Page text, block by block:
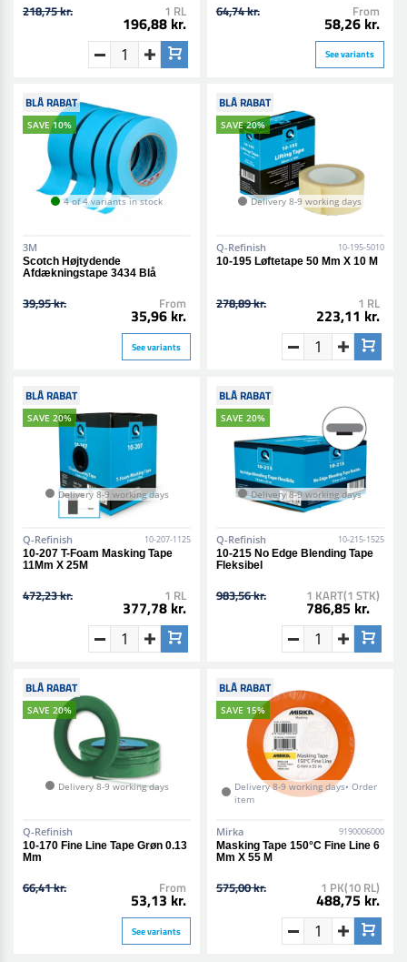
218,75 kr. 1 RL
196,88 kr.
64,74 kr. From
58,26 kr.
See variants
BLÅ RABAT
SAVE 10%
4 of 4 variants in stock
3M
Scotch Højtydende
Afdækningstape 3434 Blå
39,95 kr. From
35,96 kr.
See variants
BLÅ RABAT
SAVE 20%
Delivery 8-9 working days
Q-Refinish 10-195-5010
10-195 Løftetape 50 Mm X 10 M
278,89 kr. 1 RL
223,11 kr.
BLÅ RABAT
SAVE 20%
Delivery 8-9 working days
Q-Refinish 10-207-1125
10-207 T-Foam Masking Tape
11Mm X 25M
472,23 kr. 1 RL
377,78 kr.
BLÅ RABAT
SAVE 20%
Delivery 8-9 working days
Q-Refinish 10-215-1525
10-215 No Edge Blending Tape
Fleksibel
983,56 kr. 1 KART(1 STK)
786,85 kr.
BLÅ RABAT
SAVE 20%
Delivery 8-9 working days
Q-Refinish
10-170 Fine Line Tape Grøn 0.13
Mm
66,41 kr. From
53,13 kr.
See variants
BLÅ RABAT
SAVE 15%
Delivery 8-9 working days• Order
item
Mirka 9190006000
Masking Tape 150°C Fine Line 6
Mm X 55 M
575,00 kr. 1 PK(10 RL)
488,75 kr.